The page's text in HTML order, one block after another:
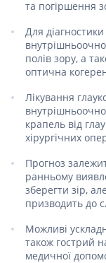
та погіршення
Для
полів зору, а
оптична
Лікування
крапель від
хірургічних
Прогноз
ранньому
зберегти зір,
призводить до
Можливі
також гострий
медичної